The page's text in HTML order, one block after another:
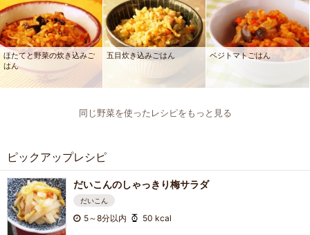
ほたてと野菜の炊き込みご
はん
五目炊き込みごはん ベジトマトごはん
同じ野菜を使ったレシピをもっと見る
ピックアップレシピ
だいこんのしゃっきり梅サラダ
だいこん
5～8分以内 50 kcal